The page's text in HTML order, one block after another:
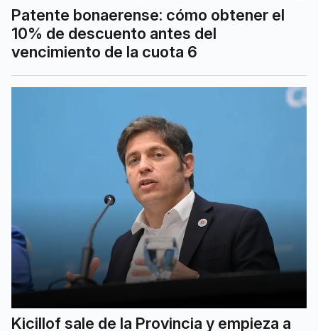
Patente bonaerense: cómo obtener el
10% de descuento antes del
vencimiento de la cuota 6
Kicillof sale de la Provincia y empieza a